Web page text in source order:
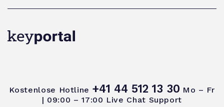
Kostenlose Hotline +41 44 512 13 30 Mo – Fr
| 09:00 – 17:00 Live Chat Support